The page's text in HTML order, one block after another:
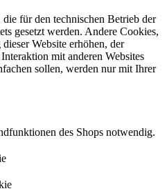
für den technischen Betrieb der
gesetzt werden. Andere Cookies,
Website erhöhen, der
mit anderen Websites
sollen, werden nur mit Ihrer
des Shops notwendig.